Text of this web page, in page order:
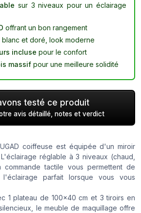
sur 3 niveaux pour un éclairage
offrant un bon rangement
blanc et doré, look moderne
incluse pour le confort
massif pour une meilleure solidité
testé ce produit
avis détaillé, notes et verdict
coiffeuse est équipée d'un miroir
réglable à 3 niveaux (chaud,
tactile vous permettent de
l'éclairage parfait lorsque vous vous
1 plateau de 100x40 cm et 3 tiroirs en
le meuble de maquillage offre